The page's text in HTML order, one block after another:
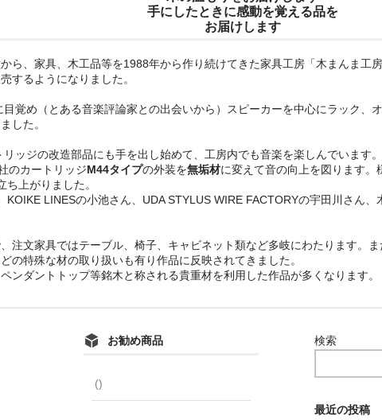
手にしたときに感動を覚える品を
お届けします
ら、家具、木工品等を1988年から作り続けてきた家具工房「木まんま
するようになりました。
覚め（とある音楽評論家との出会いから）スピーカーを中心にラック、
した。
ッジの改造部品にも手を出し始めて、工房内でも音楽を楽しんでいます。
のカートリッジM44タイプの外装を無垢材に変えて音の向上を図ります
上がりました。
KOIKE LINESの小池さん、UDA STYLUS WIRE FACTORYの宇田川さん
注文家具ではテーブル、椅子、キャビネット類など多岐にわたります。
の特殊な材の取り扱いも有り作品に反映されてきました。
ンダントトップ等銘木と称される貴重材を利用した作品が多くなります。
お勧め商品
()
検索
最近の投稿